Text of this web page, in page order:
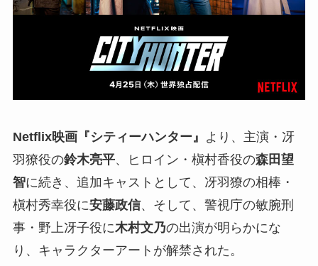
Netflix映画『シティーハンター』 より、主演・冴
羽獠役の鈴木亮平、ヒロイン・槇村香役の森田望
智に続き、追加キャストとして、冴羽獠の相棒・
槇村秀幸役に安藤政信、そして、警視庁の敏腕刑
事・野上冴子役に木村文乃の出演が明らかにな
り、キャラクターアートが解禁された。